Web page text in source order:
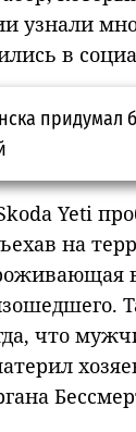
узнали
в
Yeti
на
что